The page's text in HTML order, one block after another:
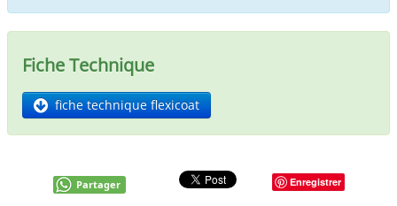
Fiche Technique
fiche technique flexicoat
Partager Enregistrer